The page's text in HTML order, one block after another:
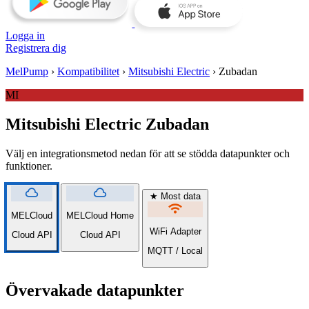
Logga in
Registrera dig
MelPump › Kompatibilitet › Mitsubishi Electric › Zubadan
MI
Mitsubishi Electric Zubadan
Välj en integrationsmetod nedan för att se stödda datapunkter och
funktioner.
cloud
MELCloud
Cloud API
cloud
MELCloud Home
Cloud API
★ Most data
wifi
WiFi Adapter
MQTT / Local
Övervakade datapunkter